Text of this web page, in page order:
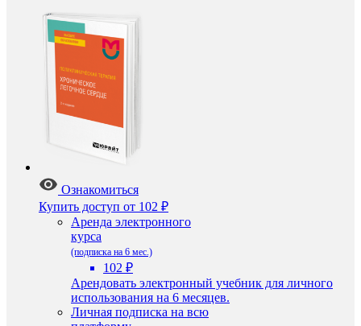
Ознакомиться
Купить доступ от 102 ₽
Аренда электронного
курса
(подписка на 6 мес.)
102 ₽
Арендовать электронный учебник для личного
использования на 6 месяцев.
Личная подписка на всю